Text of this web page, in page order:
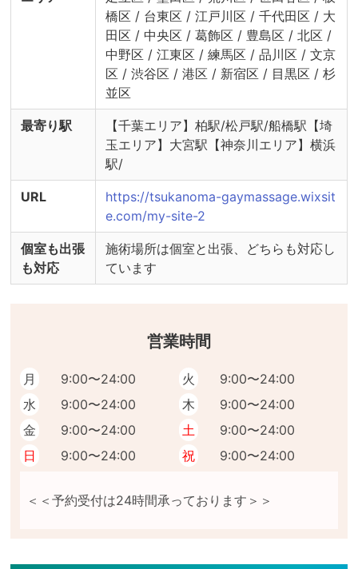
橋区 / 台東区 / 江戸川区 / 千代田区 / 大
田区 / 中央区 / 葛飾区 / 豊島区 / 北区 /
中野区 / 江東区 / 練馬区 / 品川区 / 文京
区 / 渋谷区 / 港区 / 新宿区 / 目黒区 / 杉
並区
最寄り駅
【千葉エリア】柏駅/松戸駅/船橋駅【埼
玉エリア】大宮駅【神奈川エリア】横浜
駅/
URL
https://tsukanoma-gaymassage.wixsit
e.com/my-site-2
個室も出張
も対応
施術場所は個室と出張、どちらも対応し
ています
営業時間
月 9:00〜24:00 火
9:00〜24:00
水
9:00〜24:00 木
9:00〜24:00
金
9:00〜24:00 土
9:00〜24:00
日
9:00〜24:00 祝 9:00〜24:00